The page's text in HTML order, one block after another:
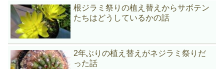
根ジラミ祭りの植え替えからサボテン
たちはどうしているかの話
2年ぶりの植え替えがネジラミ祭りだ
った話